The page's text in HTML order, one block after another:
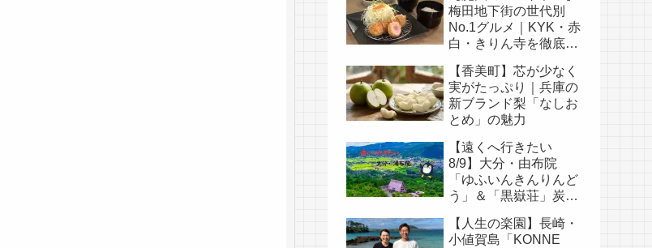
梅田地下街の世代別
No.1グルメ｜KYK・赤
白・きりん寺を徹底比
【香美町】芯が少なく
実がたっぷり｜兵庫の
新ブランド梨「なしお
とめ」の魅力
【遠くへ行きたい
8/9】大分・由布院
「ゆふいんきんりんど
う」＆「黒嶽荘」炭酸
【人生の楽園】長崎・
小値賀島「KONNE